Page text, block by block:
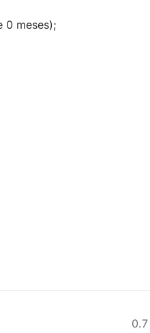
0 meses);